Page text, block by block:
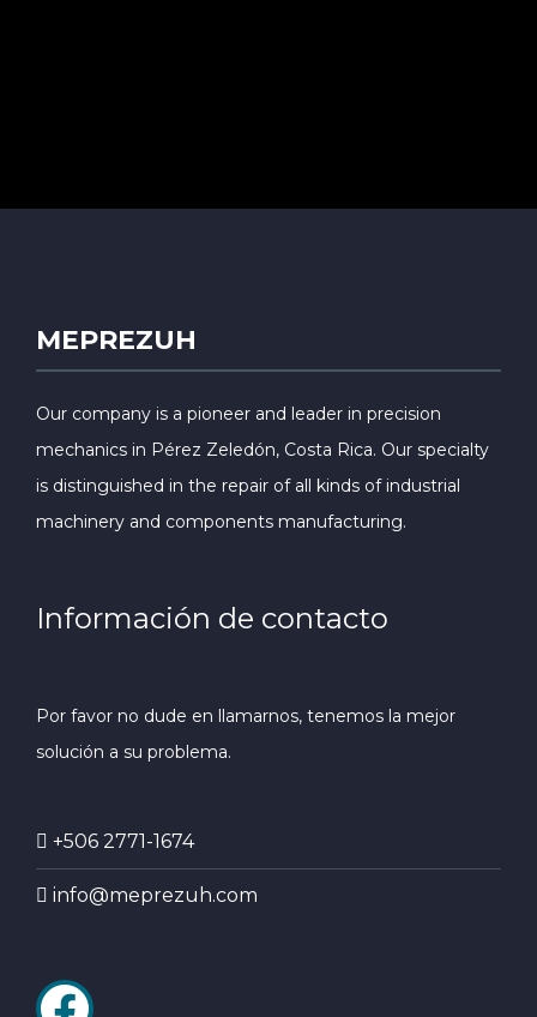
MEPREZUH
Our company is a pioneer and leader in precision
mechanics in Pérez Zeledón, Costa Rica. Our specialty
is distinguished in the repair of all kinds of industrial
machinery and components manufacturing.
Información de contacto
Por favor no dude en llamarnos, tenemos la mejor
solución a su problema.
+506 2771-1674
info@meprezuh.com